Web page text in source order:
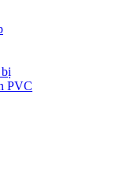
PVC